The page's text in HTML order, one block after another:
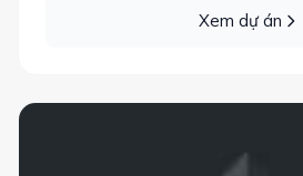
Xem dự án